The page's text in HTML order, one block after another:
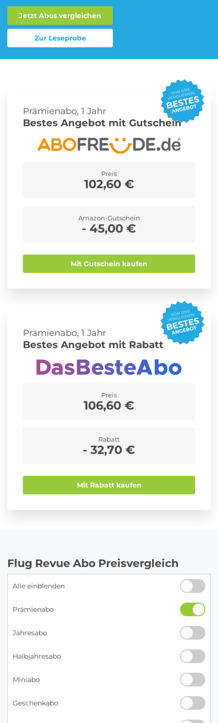
Musik-Streaming Abo
Roller Abo
Streaming Abo
Süßigkeiten Abo Zeitschriften Abo
News
Jetzt Abos vergleichen
Zur Leseprobe
Prämienabo, 1 Jahr
Bestes Angebot mit Gutschein
Preis
102,60 €
Amazon-Gutschein
- 45,00 €
Mit Gutschein kaufen
Prämienabo, 1 Jahr
Bestes Angebot mit Rabatt
Preis
106,60 €
Rabatt
- 32,70 €
Mit Rabatt kaufen
Flug Revue Abo Preisvergleich
Alle einblenden
Prämienabo
Jahresabo
Halbjahresabo
Miniabo
Geschenkabo